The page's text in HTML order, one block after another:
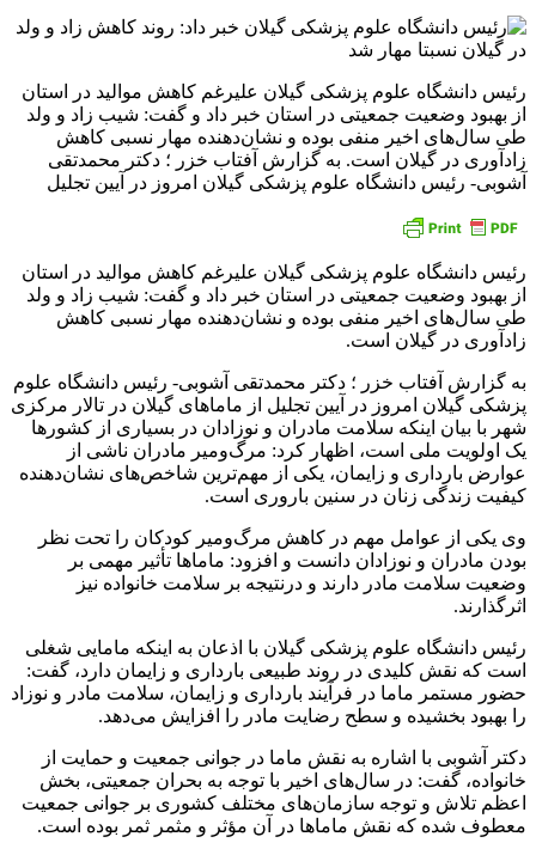
رئیس دانشگاه علوم پزشکی گیلان علیرغم کاهش موالید در استان
از بهبود وضعیت جمعیتی در استان خبر داد و گفت: شیب زاد و ولد
طی سال‌های اخیر منفی بوده و نشان‌دهنده مهار نسبی کاهش
زادآوری در گیلان است. به گزارش آفتاب خزر ؛ دکتر محمدتقی
آشوبی- رئیس دانشگاه علوم پزشکی گیلان امروز در آیین تجلیل
رئیس دانشگاه علوم پزشکی گیلان علیرغم کاهش موالید در استان
از بهبود وضعیت جمعیتی در استان خبر داد و گفت: شیب زاد و ولد
طی سال‌های اخیر منفی بوده و نشان‌دهنده مهار نسبی کاهش
زادآوری در گیلان است.
به گزارش آفتاب خزر ؛ دکتر محمدتقی آشوبی- رئیس دانشگاه علوم
پزشکی گیلان امروز در آیین تجلیل از ماماهای گیلان در تالار مرکزی
شهر با بیان اینکه سلامت مادران و نوزادان در بسیاری از کشورها
یک اولویت ملی است، اظهار کرد: مرگ‌ومیر مادران ناشی از
عوارض بارداری و زایمان، یکی از مهم‌ترین شاخص‌های نشان‌دهنده
کیفیت زندگی زنان در سنین باروری است.
وی یکی از عوامل مهم در کاهش مرگ‌ومیر کودکان را تحت نظر
بودن مادران و نوزادان دانست و افزود: ماماها تأثیر مهمی بر
وضعیت سلامت مادر دارند و درنتیجه بر سلامت خانواده نیز
اثرگذارند.
رئیس دانشگاه علوم پزشکی گیلان با اذعان به اینکه مامایی شغلی
است که نقش کلیدی در روند طبیعی بارداری و زایمان دارد، گفت:
حضور مستمر ماما در فرآیند بارداری و زایمان، سلامت مادر و نوزاد
را بهبود بخشیده و سطح رضایت مادر را افزایش می‌دهد.
دکتر آشوبی با اشاره به نقش ماما در جوانی جمعیت و حمایت از
خانواده، گفت: در سال‌های اخیر با توجه به بحران جمعیتی، بخش
اعظم تلاش و توجه‌ سازمان‌های مختلف کشوری بر جوانی جمعیت
معطوف شده که نقش ماماها در آن مؤثر و مثمر ثمر بوده است.